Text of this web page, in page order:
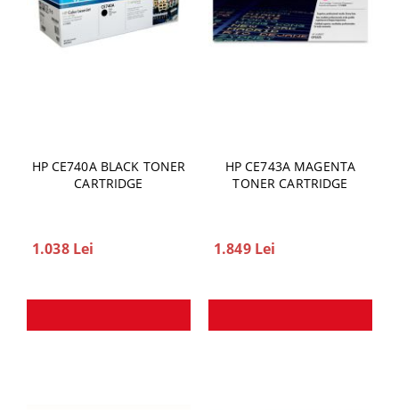
HP CE740A BLACK TONER
CARTRIDGE
1.038 Lei
HP CE743A MAGENTA
TONER CARTRIDGE
1.849 Lei